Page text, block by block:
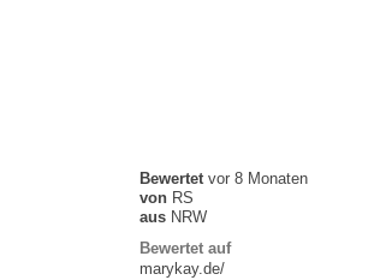
Bewertetvor 8 Monaten
von RS
aus NRW
Bewertet auf
marykay.de/